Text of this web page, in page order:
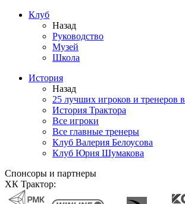
Клуб
Назад
Руководство
Музей
Школа
История
Назад
25 лучших игроков и тренеров
История Трактора
Все игроки
Все главные тренеры
Клуб Валерия Белоусова
Клуб Юрия Шумакова
Спонсоры и партнеры
ХК Трактор: